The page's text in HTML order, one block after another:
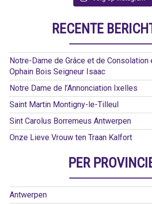
RECENTE
Notre-Dame de Grâce et de Consolation
Ophain Bois Seigneur Isaac
Notre Dame de l’Annonciation Ixelles
Saint Martin Montigny-le-Tilleul
Sint Carolus Borremeus Antwerpen
Onze Lieve Vrouw ten Traan Kalfort
PER
Antwerpen